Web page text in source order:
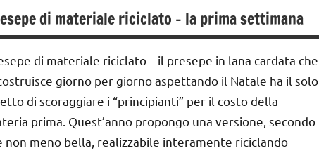
Natale
di materiale riciclato – la prima settimana
di materiale riciclato – il presepe in lana cardata che
giorno per giorno aspettando il Natale ha il solo
di scoraggiare i “principianti” per il costo della
prima. Quest’anno propongo una versione, secondo
non meno bella, realizzabile interamente riciclando